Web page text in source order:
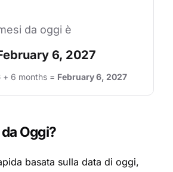
da oggi è
6, 2027
+ 6 months = February 6, 2027
Oggi?
basata sulla data di oggi,